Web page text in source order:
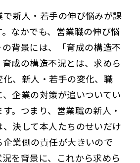
新人・若手の伸び悩みが課
なかでも、営業職の伸び悩
背景には、「育成の構造不
成の構造不況とは、求めら
、新人・若手の変化、職
企業の対策が追いついてい
。つまり、営業職の新人・
決して本人たちのせいだけ
業側の責任が大きいので
を背景に、これから求めら